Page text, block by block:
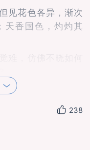
见花色各异，渐次
天香国色，灼灼其
片花田，冷静仔细
于过往的感觉。
238